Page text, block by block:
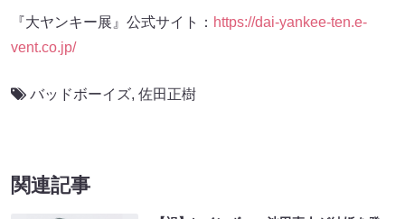
『大ヤンキー展』公式サイト： https://dai-yankee-ten.e-
vent.co.jp/
バッドボーイズ, 佐田正樹
関連記事